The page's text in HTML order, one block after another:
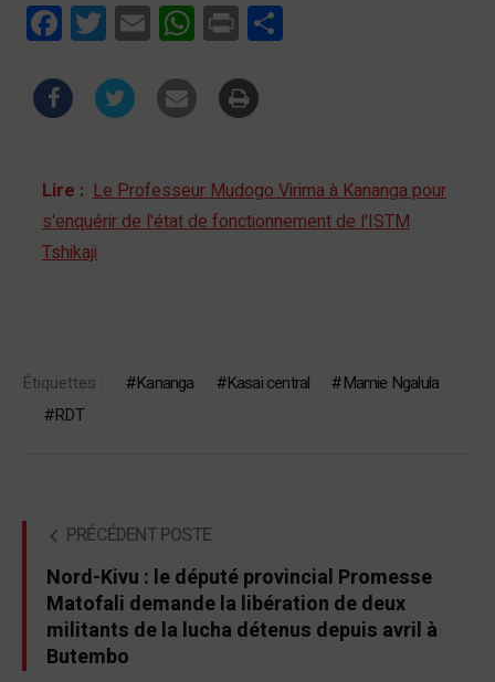
FacebookTwitterEmail WhatsApp
Print
Lire : Le Professeur Mudogo Virima à Kananga pour
s'enquérir de l'état de fonctionnement de l'ISTM
Tshikaji
Étiquettes : Kananga Kasai central
Mamie Ngalula
RDT
PRÉCÉDENT POSTE
Nord-Kivu : le député provincial Promesse
Matofali demande la libération de deux
militants de la lucha détenus depuis avril à
Butembo